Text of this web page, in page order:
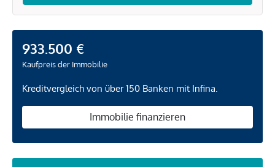
933.500 €
Kaufpreis der Immobilie
Kreditvergleich von über 150 Banken mit Infina.
Immobilie finanzieren